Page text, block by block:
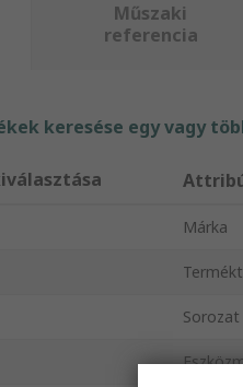
Műszaki
referencia
keresése egy vagy
Márka
Sorozat